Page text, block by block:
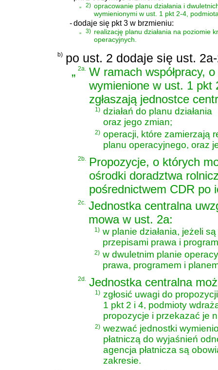
2) opracowanie planu działania i
wymienionymi w ust. 1 pkt 2-4,
-dodaje się pkt 3 w brzmieniu:
„ 3) realizację planu działania na poziomie
operacyjnych.
b) po ust. 2 dodaje się ust.
„2a.
W ramach współpracy,
wymienione w ust. 1 pkt
zgłaszają jednostce
1) działań do planu działania
oraz jego zmian;
2) operacji, które zamierzają
planu operacyjnego, oraz
2b. Propozycje, o których
ośrodki doradztwa
pośrednictwem CDR po
2c. Jednostka centralna
mowa w ust. 2a:
1) w planie działania, jeżeli
przepisami prawa i
2) w dwuletnim planie
prawa, programem i
2d. Jednostka centralna
1) zgłosić uwagi do
1 pkt 2 i 4, podmioty
propozycje i przekazać je
2) wezwać jednostki
płatniczą do wyjaśnień
agencja płatnicza są
zakresie.